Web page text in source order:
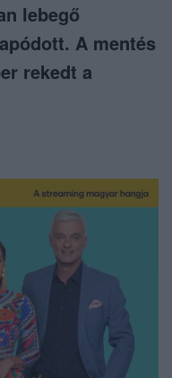
lebegő
A mentés
rekedt a